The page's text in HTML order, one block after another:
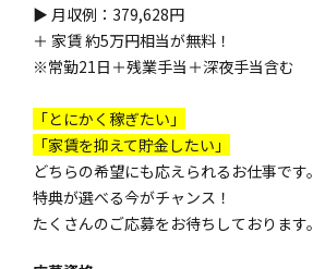
▶ 月収例：379,628円
＋ 家賃 約5万円相当が無料！
※常勤21日＋残業手当＋深夜手当含む
「とにかく稼ぎたい」
「家賃を抑えて貯金したい」
どちらの希望にも応えられるお仕事です。
特典が選べる今がチャンス！
たくさんのご応募をお待ちしております。